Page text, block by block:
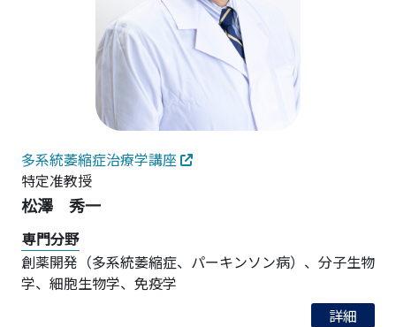
多系統萎縮症治療学講座
特定准教授
松澤 秀一
専門分野
創薬開発（多系統萎縮症、パーキンソン病）、分子生物
学、細胞生物学、免疫学
詳細